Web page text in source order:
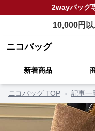
2wayバッグ
10,000円
ニコバッグ
新着商品
ニコバッグ TOP › 記事一